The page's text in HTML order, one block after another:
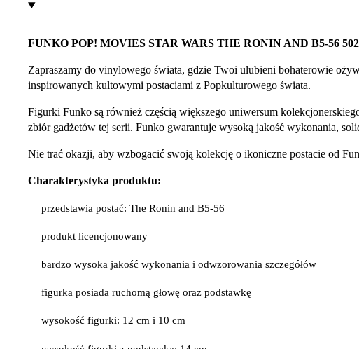
FUNKO POP! MOVIES STAR WARS THE RONIN AND B5-56 502
Zapraszamy do vinylowego świata, gdzie Twoi ulubieni bohaterowie
inspirowanych kultowymi postaciami z Popkulturowego świata.
Figurki Funko są również częścią większego uniwersum
zbiór gadżetów tej serii. Funko gwarantuje wysoką jakość wykonania,
Nie trać okazji, aby wzbogacić swoją kolekcję o ikoniczne postacie od
Charakterystyka produktu:
przedstawia postać: The Ronin and B5-56
produkt licencjonowany
bardzo wysoka jakość wykonania i odwzorowania szczegółów
figurka posiada ruchomą głowę oraz podstawkę
wysokość figurki: 12 cm i 10 cm